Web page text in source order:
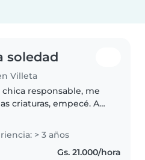
soledad
Villeta
chica responsable, me
criaturas, empecé. A
educada y con una
de trabajar y
muchas cosas más si
> 3 años
Gs. 21.000/hora